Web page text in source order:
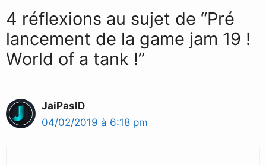
4 réflexions au sujet de “Pré
lancement de la game jam 19 !
World of a tank !”
JaiPasID
04/02/2019 à 6:18 pm